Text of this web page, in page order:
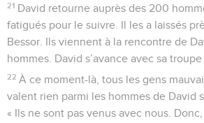
21 David retourne auprès des 200
fatigués pour le suivre. Il les a laissés
Bessor. Ils viennent à la rencontre de
hommes. David s’avance avec sa troupe
22 À ce moment-là, tous les gens
valent rien parmi les hommes de David
« Ils ne sont pas venus avec nous.